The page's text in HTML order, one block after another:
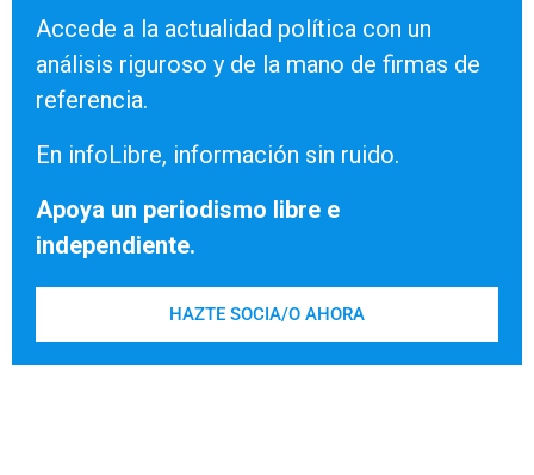
Accede a la actualidad política con un
análisis riguroso y de la mano de firmas de
referencia.
En infoLibre, información sin ruido.
Apoya un periodismo libre e
independiente.
HAZTE SOCIA/O AHORA